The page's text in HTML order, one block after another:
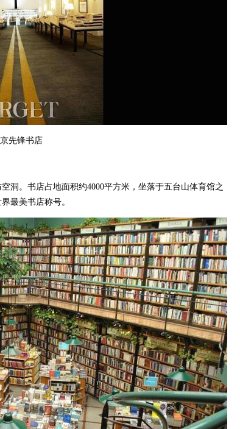
先锋书店
。书店占地面积约4000平方米，坐落于五台山体育馆之
最美书店称号。